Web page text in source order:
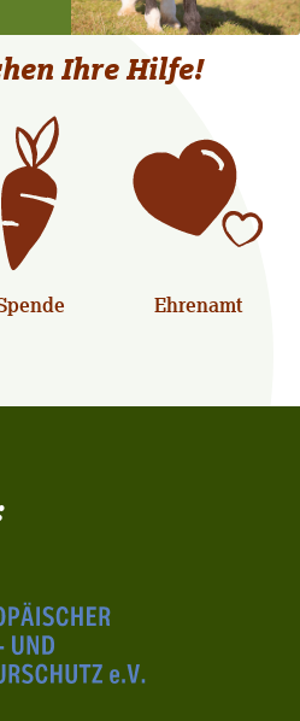
Ihre Hilfe!
Ehrenamt